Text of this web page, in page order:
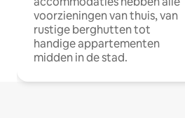
voorzieningen van thuis, van
rustige berghutten tot
handige appartementen
midden in de stad.